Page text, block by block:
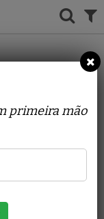
DOS SANTOS
primeira mão